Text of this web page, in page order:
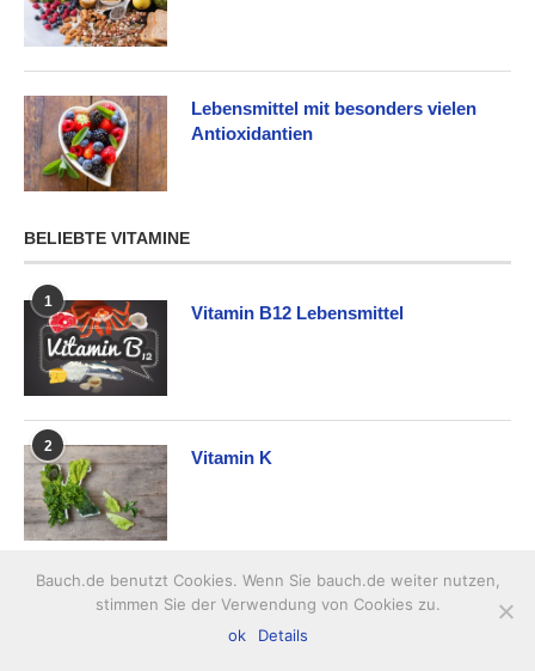
Lebensmittel mit besonders vielen
Antioxidantien
BELIEBTE VITAMINE
1
Vitamin B12 Lebensmittel
2
Vitamin K
3
Vitamin K Lebensmittel
Bauch.de benutzt Cookies. Wenn Sie bauch.de weiter nutzen,
stimmen Sie der Verwendung von Cookies zu.
ok
Details